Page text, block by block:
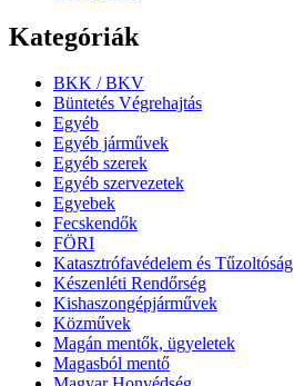
Kategóriák
BKK / BKV
Büntetés Végrehajtás
Egyéb
Egyéb járművek
Egyéb szerek
Egyéb szervezetek
Egyebek
Fecskendők
FÖRI
Katasztrófavédelem és Tűzoltóság
Készenléti Rendőrség
Kishaszongépjárművek
Közművek
Magán mentők, ügyeletek
Magasból mentő